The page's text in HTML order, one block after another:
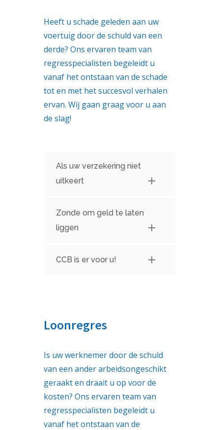
Heeft u schade geleden aan uw
voertuig door de schuld van een
derde? Ons ervaren team van
regresspecialisten begeleidt u
vanaf het ontstaan van de schade
tot en met het succesvol verhalen
ervan. Wij gaan graag voor u aan
de slag!
Als uw verzekering niet
uitkeert
Zonde om geld te laten
liggen
CCB is er voor u!
Loonregres
Is uw werknemer door de schuld
van een ander arbeidsongeschikt
geraakt en draait u op voor de
kosten? Ons ervaren team van
regresspecialisten begeleidt u
vanaf het ontstaan van de